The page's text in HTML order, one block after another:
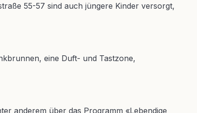
55-57 sind auch jüngere Kinder versorgt,
eine Duft- und Tastzone,
anderem über das Programm «Lebendige